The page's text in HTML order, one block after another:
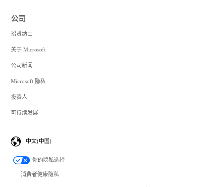
公司
招贤纳士
关于 Microsoft
公司新闻
Microsoft 隐私
投资人
可持续发展
中文(中国)
你的隐私选择
消费者健康隐私